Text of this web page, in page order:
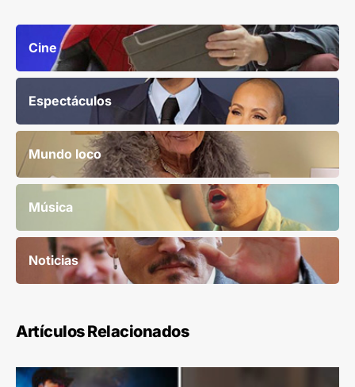
Cine
Espectáculos
Mundo loco
Música
Noticias
Artículos Relacionados